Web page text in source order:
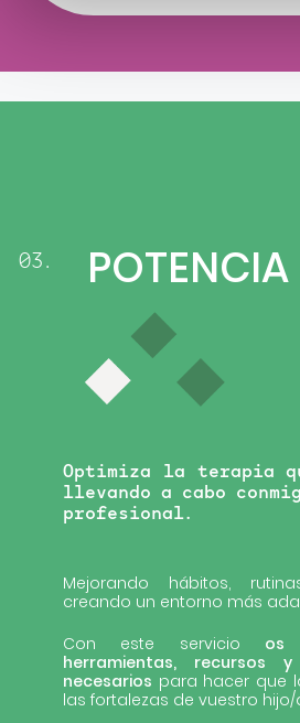
03. POTENCIA
Optimiza la terapia
llevando a cabo
profesional.
Mejorando hábitos,
creando un entorno más
Con este servicio os
herramientas, recursos y
necesarios para hacer que
las fortalezas de vuestro